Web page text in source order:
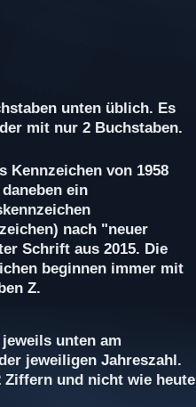
unten üblich. Es
mit nur 2 Buchstaben.
Kennzeichen von 1958
ein
nach "neuer
Schrift aus 2015. Die
beginnen immer mit
Z.
unten am
jeweiligen Jahreszahl.
Ziffern und nicht wie heute